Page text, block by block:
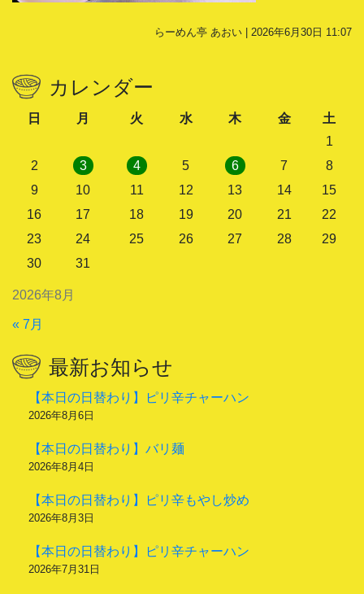
らーめん亭 あおい | 2026年6月30日 11:07
カレンダー
2026年8月
日 月 火 水 木 金
土
1
2
3 4 5 6 7
8
9
10 11 12 13 14
15
16
17 18 19 20 21
22
23
24 25 26 27 28
29
30
31
« 7月
最新お知らせ
【本日の日替わり】ピリ辛チャーハン
2026年8月6日
【本日の日替わり】バリ麺
2026年8月4日
【本日の日替わり】ピリ辛もやし炒め
2026年8月3日
【本日の日替わり】ピリ辛チャーハン
2026年7月31日